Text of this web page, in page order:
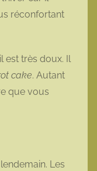
réconfortant
est très doux. Il
cake. Autant
que vous
Les